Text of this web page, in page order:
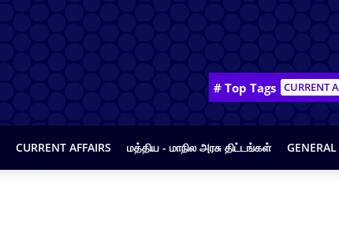
# Top Tags CURRENT
CURRENT AFFAIRS மத்திய - மாநில அரசு திட்டங்கள்